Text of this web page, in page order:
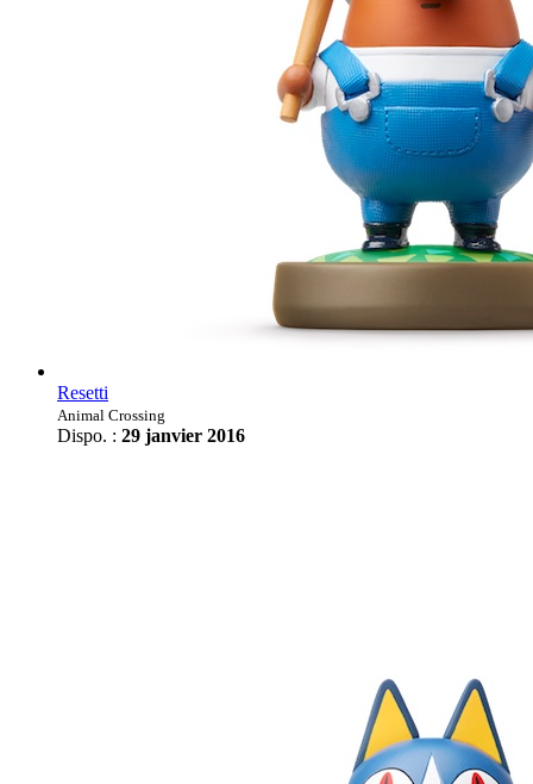
Resetti
Animal Crossing
Dispo. : 29 janvier 2016